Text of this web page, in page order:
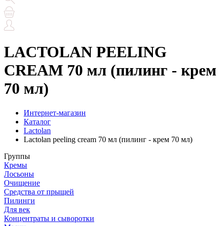
LACTOLAN PEELING
CREAM 70 мл (пилинг - крем
70 мл)
Интернет-магазин
Каталог
Lactolan
Lactolan peeling cream 70 мл (пилинг - крем 70 мл)
Группы
Кремы
Лосьоны
Очищение
Средства от прыщей
Пилинги
Для век
Концентраты и сыворотки